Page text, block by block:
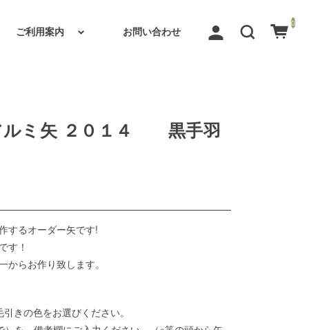
ご利用案内 お問い合わせ
0
ミ矢 ２０１４ 黒手羽
するオーダー矢です!
す！
らお作り致します。
きの色をお選びください。